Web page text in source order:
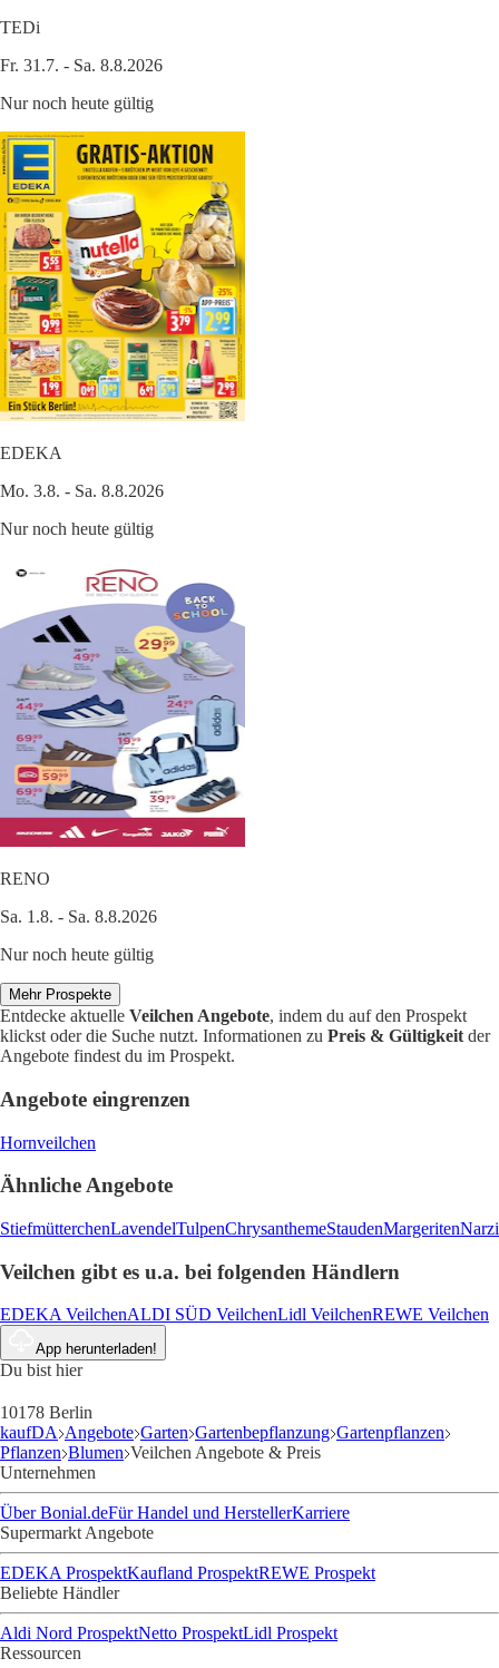
TEDi
Fr. 31.7. - Sa. 8.8.2026
Nur noch heute gültig
EDEKA
Mo. 3.8. - Sa. 8.8.2026
Nur noch heute gültig
RENO
Sa. 1.8. - Sa. 8.8.2026
Nur noch heute gültig
Mehr Prospekte
Entdecke aktuelle Veilchen Angebote, indem du auf den Prospekt
klickst oder die Suche nutzt. Informationen zu Preis & Gültigkeit der
Angebote findest du im Prospekt.
Angebote eingrenzen
Hornveilchen
Ähnliche Angebote
StiefmütterchenLavendelTulpenChrysanthemeStaudenMargeriten
Veilchen gibt es u.a. bei folgenden Händlern
EDEKA VeilchenALDI SÜD VeilchenLidl VeilchenREWE Veilchen
App herunterladen!
Du bist hier
10178 Berlin
kaufDA Angebote Garten Gartenbepflanzung Gartenpflanzen
Pflanzen Blumen Veilchen Angebote & Preis
Unternehmen
Über Bonial.deFür Handel und HerstellerKarriere
Supermarkt Angebote
EDEKA ProspektKaufland ProspektREWE Prospekt
Beliebte Händler
Aldi Nord ProspektNetto ProspektLidl Prospekt
Ressourcen